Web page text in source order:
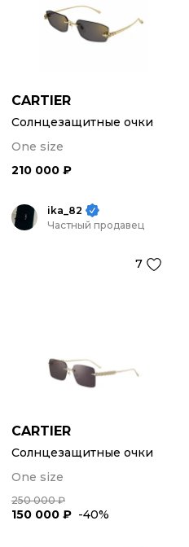
CARTIER
Солнцезащитные очки
One size
210 000 ₽
ika_82
Частный продавец
7
CARTIER
Солнцезащитные очки
One size
250 000 ₽
150 000 ₽ -40%